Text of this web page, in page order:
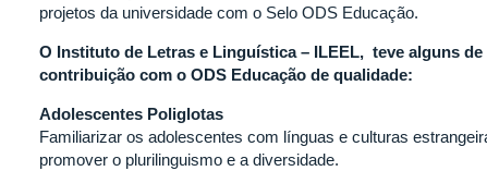
projetos da universidade com o Selo ODS Educação.
O Instituto de Letras e Linguística – ILEEL, teve alguns
contribuição com o ODS Educação de qualidade:
Adolescentes Poliglotas
Familiarizar os adolescentes com línguas e culturas
promover o plurilinguismo e a diversidade.